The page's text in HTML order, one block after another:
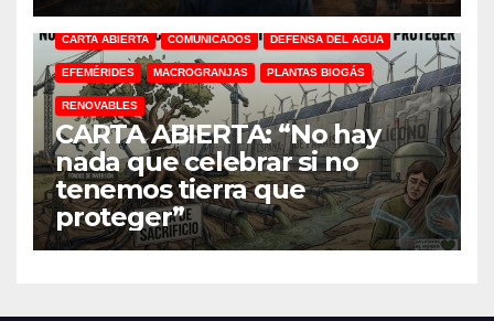
CARTA ABIERTA COMUNICADOS DEFENSA DEL AGUA
EFEMÉRIDES MACROGRANJAS PLANTAS BIOGÁS
RENOVABLES
CARTA ABIERTA: “No hay
nada que celebrar si no
tenemos tierra que
proteger”